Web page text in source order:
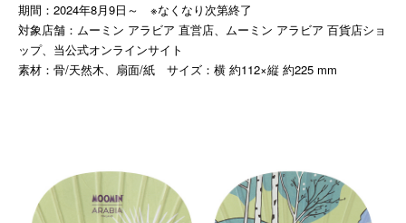
期間：2024年8月9日～ ※なくなり次第終了
対象店舗：ムーミン アラビア 直営店、ムーミン アラビア 百貨店ショ
ップ、当公式オンラインサイト
素材：骨/天然木、扇面/紙 サイズ：横 約112×縦 約225 mm